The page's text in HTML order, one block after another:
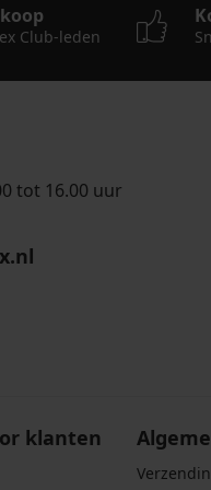
Club-leden
tot 16.00 uur
klanten